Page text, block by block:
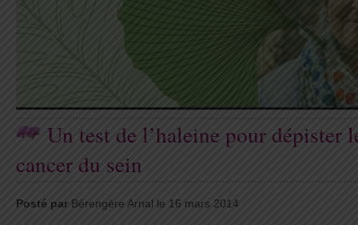
Un test de l’haleine pour dépister
cancer du sein
Posté par Bérengère Arnal le 16 mars 2014